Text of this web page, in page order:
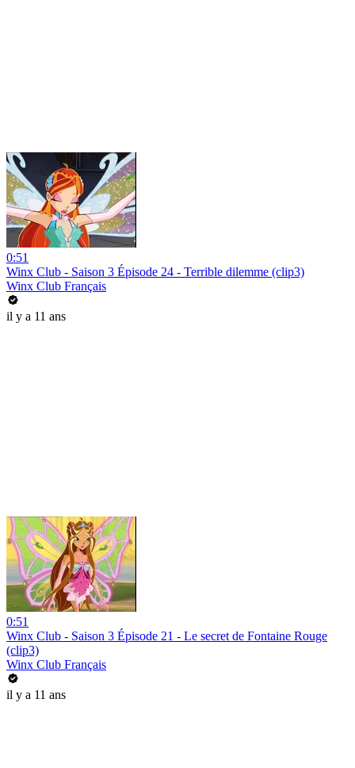
0:51
Winx Club - Saison 3 Épisode 24 - Terrible dilemme (clip3)
Winx Club Français
il y a 11 ans
0:51
Winx Club - Saison 3 Épisode 21 - Le secret de Fontaine Rouge
(clip3)
Winx Club Français
il y a 11 ans